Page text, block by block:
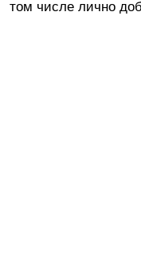
том числе лично